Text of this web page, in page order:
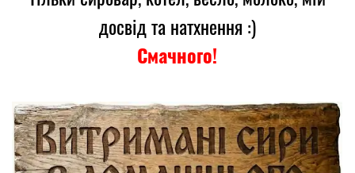
досвід та натхнення :)
Смачного!